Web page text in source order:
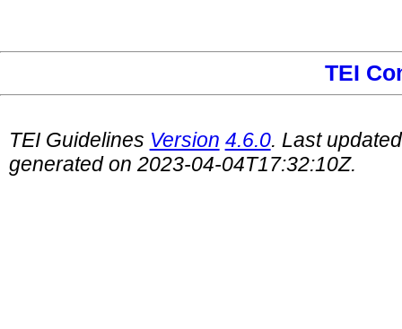
TEI
TEI Guidelines Version 4.6.0. Last
generated on 2023-04-04T17:32:10Z.